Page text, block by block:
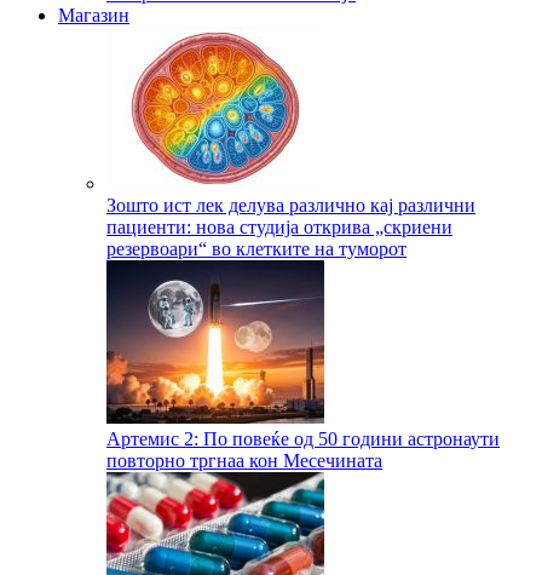
Магазин
Зошто ист лек делува различно кај различни
пациенти: нова студија открива „скриени
резервоари“ во клетките на туморот
Артемис 2: По повеќе од 50 години астронаути
повторно тргнаа кон Месечината